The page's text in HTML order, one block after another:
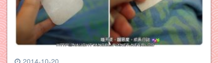
2014-10-20